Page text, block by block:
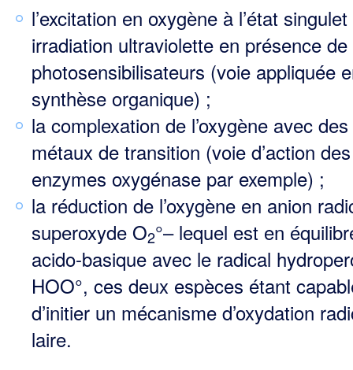
l’excitation en oxygène à l’état
irradiation ultraviolette en présence de
photosensibilisateurs (voie appliquée
synthèse organique) ;
la complexation de l’oxygène avec des
métaux de transition (voie d’action des
enzymes oxygénase par exemple) ;
la réduction de l’oxygène en anion
superoxyde O2°– lequel est en
acido-basique avec le radical
HOO°, ces deux espèces étant
d’initier un mécanisme d’oxydation
laire.